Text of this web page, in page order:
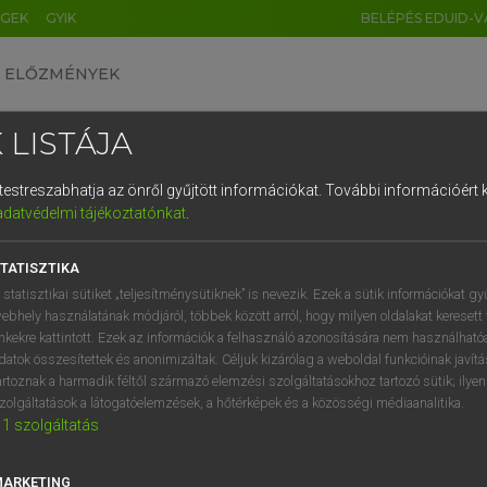
GYIK BELÉPÉS EDUID-
ELŐZMÉNYEK
uniós terminológiai szótár
VAN ELŐFIZETÉSED?
előfizetésem a teljes szócikk
NINCS ELŐFIZETÉSED?
LISTÁJA
az önről gyűjtött információkat. További információért
tájékoztatónkat.
statisztikai sütiket „teljesítménysütiknek” is nevezik. Ezek a sütik információkat
használatának módjáról, többek között arról, hogy milyen oldalakat keresett
kattintott. Ezek az információk a felhasználó azonosítására nem
összesítettek és anonimizáltak. Céljuk kizárólag a weboldal funkcióinak
a harmadik féltől származó elemzési szolgáltatásokhoz tartozó sütik;
a látogatóelemzések, a hőtérképek és a közösségi médiaanalitika.
1 szolgáltatás
DE CN FR ES IT NL
1 2 3 4 5 6 7 8 9
q w e r t z u i
a s d f g h j k l é
í y x c v b n m , .